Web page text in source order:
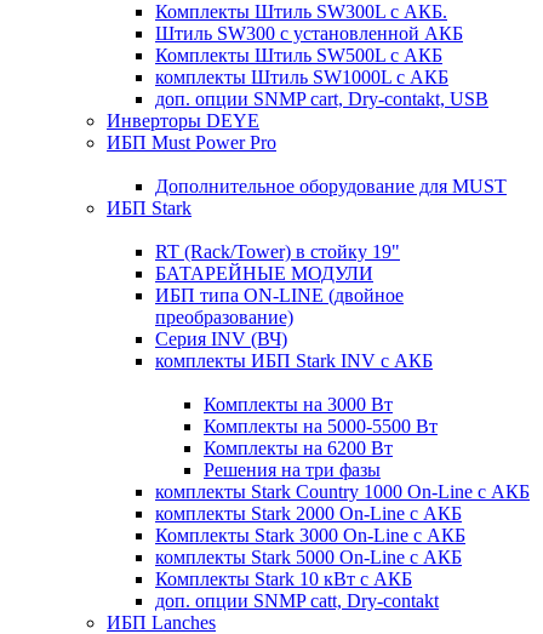
Комплекты Штиль SW300L с АКБ.
Штиль SW300 с установленной АКБ
Комплекты Штиль SW500L с АКБ
комплекты Штиль SW1000L с АКБ
доп. опции SNMP cart, Dry-contakt, USB
Инверторы DEYE
ИБП Must Power Pro
Дополнительное оборудование для MUST
ИБП Stark
RT (Rack/Tower) в стойку 19"
БАТАРЕЙНЫЕ МОДУЛИ
ИБП типа ON-LINE (двойное
преобразование)
Серия INV (ВЧ)
комплекты ИБП Stark INV с АКБ
Комплекты на 3000 Вт
Комплекты на 5000-5500 Вт
Комплекты на 6200 Вт
Решения на три фазы
комплекты Stark Country 1000 On-Line с АКБ
комплекты Stark 2000 On-Line с АКБ
Комплекты Stark 3000 On-Line с АКБ
комплекты Stark 5000 On-Line с АКБ
Комплекты Stark 10 кВт с АКБ
доп. опции SNMP catt, Dry-contakt
ИБП Lanches